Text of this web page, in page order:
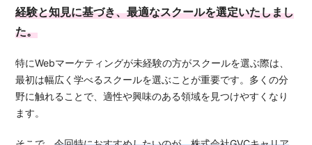
経験と知見に基づき、最適なスクールを選定いたしまし
た。
特にWebマーケティングが未経験の方がスクールを選ぶ際は、
最初は幅広く学べるスクールを選ぶことが重要です。多くの分
野に触れることで、適性や興味のある領域を見つけやすくなり
ます。